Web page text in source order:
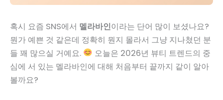
혹시 요즘 SNS에서 멜라바인이라는 단어 많이 보셨나요?
뭔가 예쁜 것 같은데 정확히 뭔지 몰라서 그냥 지나쳤던 분
들 꽤 많으실 거예요.
오늘은 2026년 뷰티 트렌드의 중
심에 서 있는 멜라바인에 대해 처음부터 끝까지 같이 알아
볼까요?